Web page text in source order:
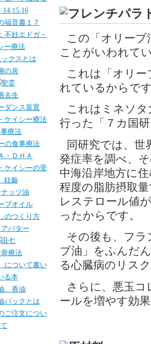
この「オリーブ
ことがいわれて
これは「オリ
れているからで
これはミネソ
行った「７カ国
同研究では、世
発症率を調べ、
中海沿岸地方に
程度の脂肪摂取
レステロール値
ったからです。
その後も、フ
ブ油」をふんだ
る心臓病のリス
さらに、悪玉
ールを増やす効